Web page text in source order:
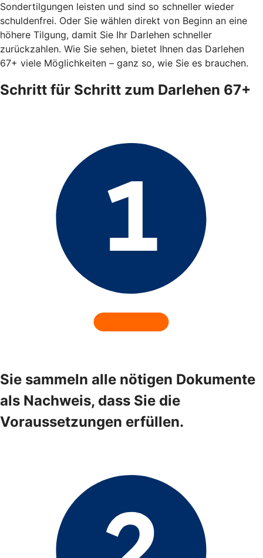
Sondertilgungen leisten und sind so schneller wieder
schuldenfrei. Oder Sie wählen direkt von Beginn an eine
höhere Tilgung, damit Sie Ihr Darlehen schneller
zurückzahlen. Wie Sie sehen, bietet Ihnen das Darlehen
67+ viele Möglichkeiten – ganz so, wie Sie es brauchen.
Schritt für Schritt zum Darlehen 67+
Sie sammeln alle nötigen Dokumente
als Nachweis, dass Sie die
Voraussetzungen erfüllen.